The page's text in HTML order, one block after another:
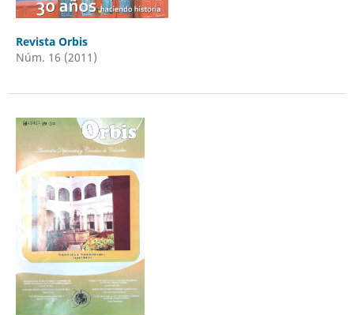
Revista Orbis
Núm. 16 (2011)